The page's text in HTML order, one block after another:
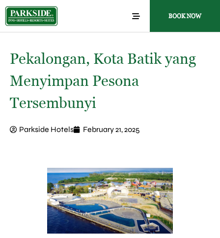
BOOK NOW
Pekalongan, Kota Batik yang
Menyimpan Pesona
Tersembunyi
Parkside Hotels February 21, 2025